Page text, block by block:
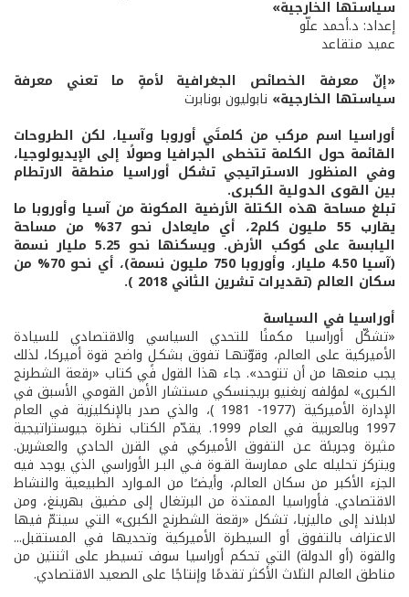
سياستها الخارجية»
إعداد: د.أحمد علّو
عميد متقاعد
«إنّ معرفة الخصائص الجغرافية لأمةٍ ما تعني معرفة
سياستها الخارجية» نابوليون بونابرت
أوراسيا اسم مركب من كلمتَي أوروبا وآسيا، لكن الطروحات
القائمة حول الكلمة تتخطى الجرافيا وصولًا إلى الإيديولوجيا،
وفي المنظور الاستراتيجي تشكل أوراسيا منطقة الارتطام
بين القوى الدولية الكبرى.
تبلغ مساحة هذه الكتلة الأرضية المكونة من آسيا وأوروبا ما
يقارب 55 مليون كلم2، أي مايعادل نحو 37% من مساحة
اليابسة على كوكب الأرض. ويسكنها نحو 5.25 مليار نسمة
(آسيا 4.50 مليار، وأوروبا 750 مليون نسمة)، أي نحو 70% من
سكان العالم (تقديرات تشرين الثاني 2018 ).
أوراسيا في السياسة
«تشكّل أوراسيا مكمنًا للتحدي السياسي والاقتصادي للسيادة
الأميركية على العالم، وقوّتهـا تفوق بشكـلٍ واضح قوة أميركا، لذلك
يجب منعها من أن تتوحد». جاء هذا القول في كتاب «رقعة الشطرنج
الكبرى» لمؤلفه زبغنيو بريجنسكي مستشار الأمن القومي الأسبق في
الإدارة الأميركية (1977- 1981 )، والذي صدر بالإنكليزية في العام
1997 وبالعربية في العام 1999. يقدّم الكتاب نظرة جيوستراتيجية
مثيرة وجريئة عـن التفوق الأميركي في القرن الحادي والعشرين.
ويتركز تحليله على ممارسة القـوة فـي البـر الأوراسي الذي يوجد فيه
الجزء الأكبر من سكان العالم، وأيضـًا من المـوارد الطبيعية والنشاط
الاقتصادي. فأوراسيا الممتدة من البرتغال إلى مضيق بهرينغ، ومن
لابلاند إلى ماليزيا، تشكل «رقعة الشطرنج الكبرى» التي سيتمّ فيها
الاعتراف بالتفوق أو السيطرة الأميركية وتحديها في المستقبل...
والقوة (أو الدولة) التي تحكم أوراسيا سوف تسيطر على اثنتين من
مناطق العالم الثلاث الأكثر تقدمًا وإنتاجًا على الصعيد الاقتصادي.